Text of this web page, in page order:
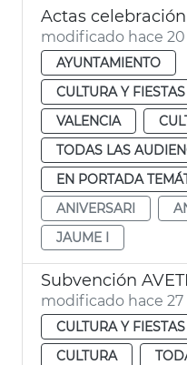
modificado hace 20
AYUNTAMIENTO
CULTURA Y
VALENCIA
TODAS LAS
EN PORTADA
ANIVERSARI
JAUME I
modificado hace 27
CULTURA Y
CULTURA